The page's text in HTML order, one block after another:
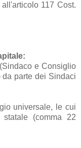
117 Cost.
e Consiglio
da parte dei Sindaci
universale, le cui
(comma 22